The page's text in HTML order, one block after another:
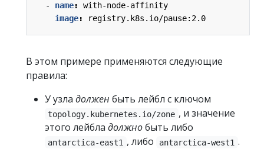
- name:
with-node-affinity
image: registry.k8s.io/pause:2.0
В этом примере применяются следующие
правила:
У узла должен быть лейбл с ключом
topology.kubernetes.io/zone , и значение
этого лейбла должнобыть либо
antarctica-east1 , либо antarctica-west1 .